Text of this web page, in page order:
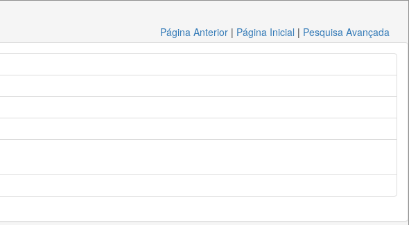
Página Anterior | Página Inicial | Pesquisa Avançada